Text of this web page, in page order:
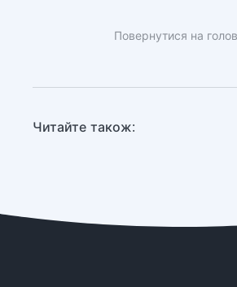
Повернутися на
Читайте також: